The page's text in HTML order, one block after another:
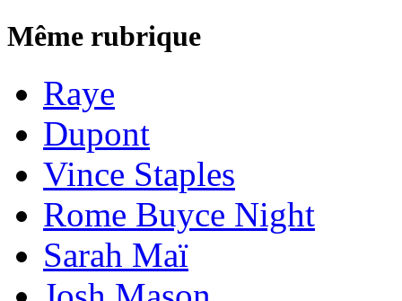
Même rubrique
Raye
Dupont
Vince Staples
Rome Buyce Night
Sarah Maï